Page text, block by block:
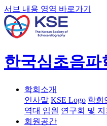
서브 내용 영역 바로가기
한국심초음파
학회소개
인사말 KSE Logo 학회
역대 임원 연구회 및 지
회원공간